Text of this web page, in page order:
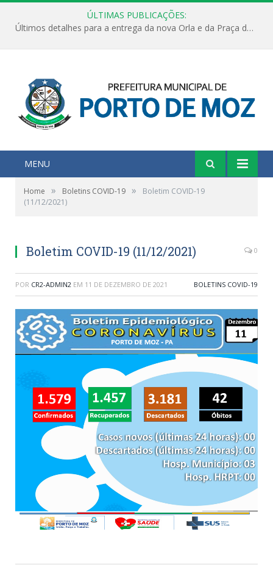
ÚLTIMAS PUBLICAÇÕES:
Últimos detalhes para a entrega da nova Orla e da Praça do Praião
MENU
Home » Boletins COVID-19 »
Boletim COVID-19
(11/12/2021)
Boletim COVID-19 (11/12/2021) 0
POR CR2-ADMIN2 EM 11 DE DEZEMBRO DE 2021 BOLETINS COVID-19